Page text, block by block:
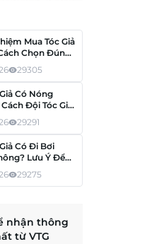
Mua Tóc Giả
Chọn Đúng,
Nhầm
29305
Có Nóng
Đội Tóc Giả
Cả Ngày
29291
Có Đi Bơi
Lưu Ý Để
Hư, Không
29275
nhận thông
từ VTG